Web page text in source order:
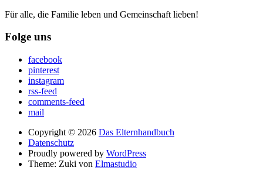
Für alle, die Familie leben und Gemeinschaft lieben!
Folge uns
facebook
pinterest
instagram
rss-feed
comments-feed
mail
Copyright © 2026 Das Elternhandbuch
Datenschutz
Proudly powered by WordPress
Theme: Zuki von Elmastudio